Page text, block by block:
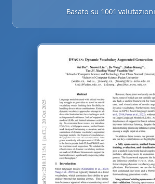
Basato su 1001 valutazioni